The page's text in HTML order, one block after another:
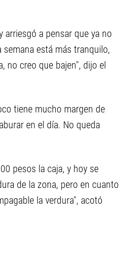
a pensar que ya no
está más tranquilo,
no creo que bajen", dijo el
tiene mucho margen de
en el día. No queda
pesos la caja, y hoy se
de la zona, pero en cuanto
la verdura", acotó